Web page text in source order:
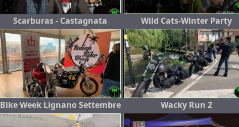
Scarburas - Castagnata Wild Cats-Winter Party
Bike Week Lignano Settembre Wacky Run 2